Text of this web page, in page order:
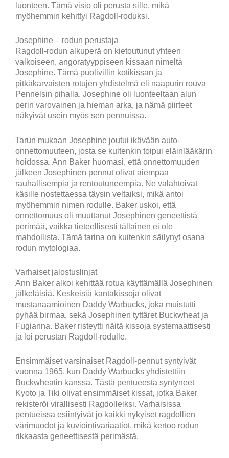
luonteen. Tämä visio oli perusta sille, mikä
myöhemmin kehittyi Ragdoll-roduksi.
Josephine – rodun perustaja
Ragdoll-rodun alkuperä on kietoutunut yhteen
valkoiseen, angoratyyppiseen kissaan nimeltä
Josephine. Tämä puolivillin kotikissan ja
pitkäkarvaisten rotujen yhdistelmä eli naapurin rouva
Pennelsin pihalla. Josephine oli luonteeltaan alun
perin varovainen ja hieman arka, ja nämä piirteet
näkyivät usein myös sen pennuissa.
Tarun mukaan Josephine joutui ikävään auto-
onnettomuuteen, josta se kuitenkin toipui eläinlääkärin
hoidossa. Ann Baker huomasi, että onnettomuuden
jälkeen Josephinen pennut olivat aiempaa
rauhallisempia ja rentoutuneempia. Ne valahtoivat
käsille nostettaessa täysin veltaiksi, mikä antoi
myöhemmin nimen rodulle. Baker uskoi, että
onnettomuus oli muuttanut Josephinen geneettistä
perimää, vaikka tieteellisesti tällainen ei ole
mahdollista. Tämä tarina on kuitenkin säilynyt osana
rodun mytologiaa.
Varhaiset jalostuslinjat
Ann Baker alkoi kehittää rotua käyttämällä Josephinen
jälkeläisiä. Keskeisiä kantakissoja olivat
mustanaamioinen Daddy Warbucks, joka muistutti
pyhää birmaa, sekä Josephinen tyttäret Buckwheat ja
Fugianna. Baker risteytti näitä kissoja systemaattisesti
ja loi perustan Ragdoll-rodulle.
Ensimmäiset varsinaiset Ragdoll-pennut syntyivät
vuonna 1965, kun Daddy Warbucks yhdistettiin
Buckwheatin kanssa. Tästä pentueesta syntyneet
Kyoto ja Tiki olivat ensimmäiset kissat, jotka Baker
rekisteröi virallisesti Ragdolleiksi. Varhaisissa
pentueissa esiintyivät jo kaikki nykyiset ragdollien
värimuodot ja kuviointivariaatiot, mikä kertoo rodun
rikkaasta geneettisestä perimästä.